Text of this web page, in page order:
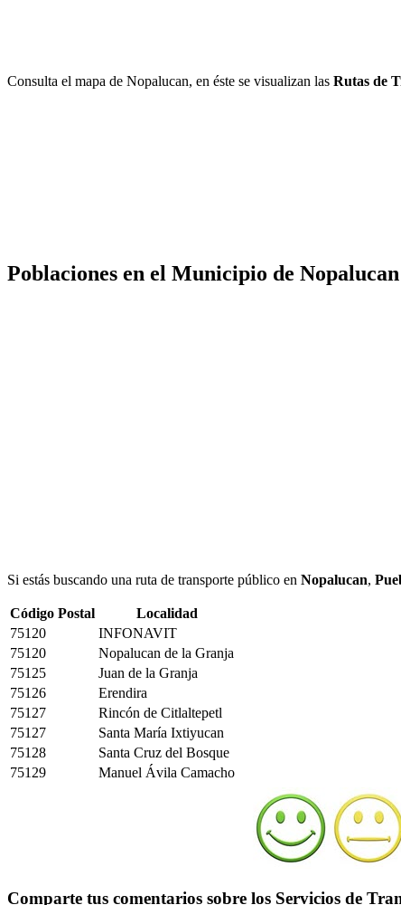
Consulta el mapa de Nopalucan, en éste se visualizan las Rutas de
Poblaciones en el Municipio de Nopalucan
Si estás buscando una ruta de transporte público en Nopalucan,
Código Postal
Localidad
75120
INFONAVIT
75120
Nopalucan de la Granja
75125
Juan de la Granja
75126
Erendira
75127
Rincón de Citlaltepetl
75127
Santa María Ixtiyucan
75128
Santa Cruz del Bosque
75129
Manuel Ávila Camacho
Comparte tus comentarios sobre los Servicios de